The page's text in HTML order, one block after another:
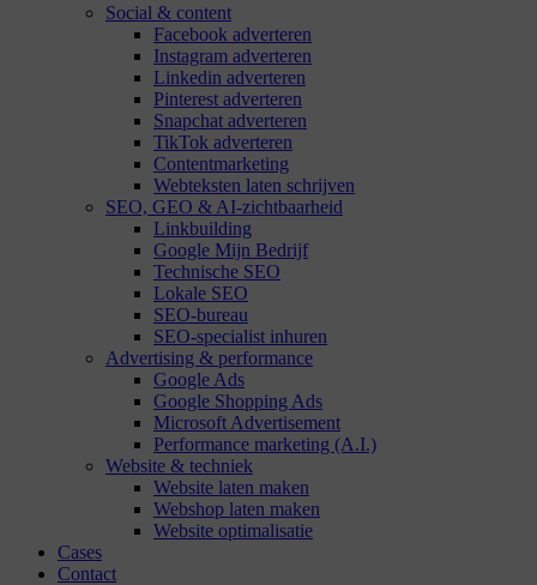
Social & content
Facebook adverteren
Instagram adverteren
Linkedin adverteren
Pinterest adverteren
Snapchat adverteren
TikTok adverteren
Contentmarketing
Webteksten laten schrijven
SEO, GEO & AI-zichtbaarheid
Linkbuilding
Google Mijn Bedrijf
Technische SEO
Lokale SEO
SEO-bureau
SEO-specialist inhuren
Advertising & performance
Google Ads
Google Shopping Ads
Microsoft Advertisement
Performance marketing (A.I.)
Website & techniek
Website laten maken
Webshop laten maken
Website optimalisatie
Cases
Contact